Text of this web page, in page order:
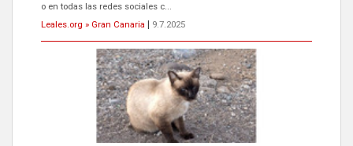
o en todas las redes sociales c...
Leales.org » Gran Canaria
9.7.2025